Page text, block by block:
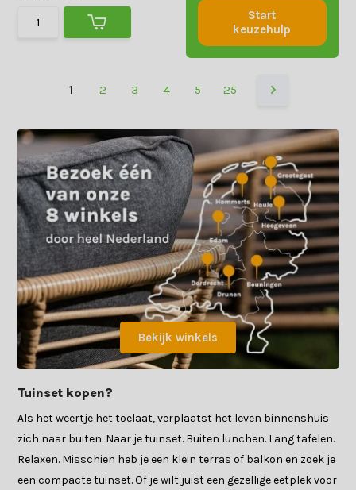
Start
keuzehulp
1 2 3 4 5 25
Bekijk winkels
Tuinset kopen?
Als het weertje het toelaat, verplaatst het leven binnenshuis
zich naar buiten. Naar je tuinset. Buiten lunchen. Lang tafelen.
Relaxen. Misschien heb je een klein terras of balkon en zoek je
een compacte tuinset. Of je wilt juist een gezellige eetplek voor